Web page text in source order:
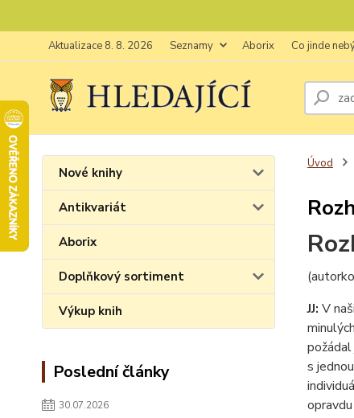
Aktualizace 8. 8. 2026 Seznamy Aborix Co jinde
Nové knihy
Antikvariát
Aborix
Doplňkový sortiment
Výkup knih
Poslední články
30.07.2026
Úvod
JJ: V
s